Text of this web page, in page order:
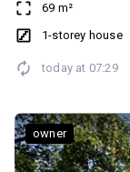
Додатково:
69 m²
1-storey house
today at 07:29
owner